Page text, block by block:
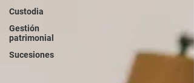
Custodia
Gestión
patrimonial
Sucesiones